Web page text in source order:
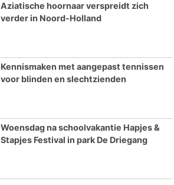
Aziatische hoornaar verspreidt zich
verder in Noord-Holland
Kennismaken met aangepast tennissen
voor blinden en slechtzienden
Woensdag na schoolvakantie Hapjes &
Stapjes Festival in park De Driegang